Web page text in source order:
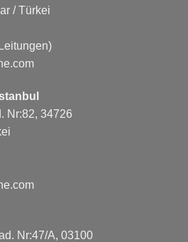
/ Türkei
in Istanbul
Nr:82, 34726
Nr:47/A, 03100